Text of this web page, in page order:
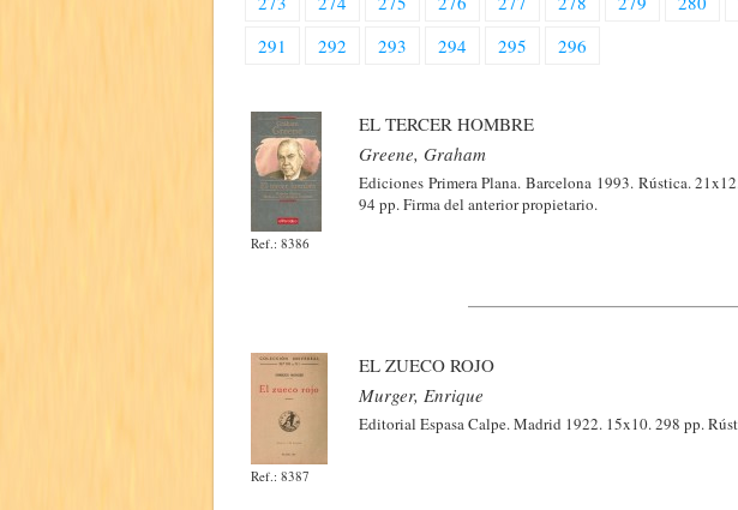
291
292 293 294 295 296
Ref.: 8386
EL TERCER HOMBRE
Greene, Graham
Ediciones Primera Plana. Barcelona 1993. Rústica.
94 pp. Firma del anterior propietario.
Ref.: 8387
EL ZUECO ROJO
Murger, Enrique
Editorial Espasa Calpe. Madrid 1922. 15x10. 298 pp.